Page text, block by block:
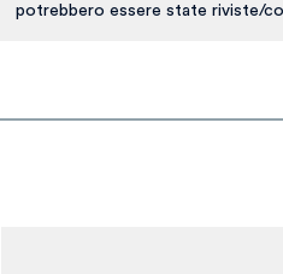
potrebbero essere state riviste/